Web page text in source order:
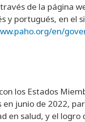
de la página
y portugués, en el
en/
los Estados
en junio de 2022,
salud, y el logro